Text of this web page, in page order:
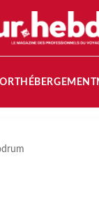
HÉBERGEMENT